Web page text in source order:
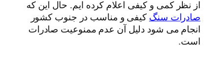
از نظر کمی و کیفی اعلام کرده ایم. حال این که
صادرات سنگ کیفی و مناسب در جنوب کشور
انجام می شود دلیل آن عدم ممنوعیت صادرات
است.